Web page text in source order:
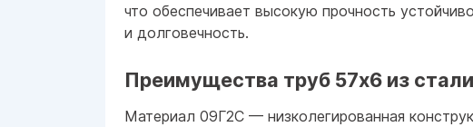
что обеспечивает высокую прочность
и долговечность.
Преимущества труб 57x6 из
Материал 09Г2С — низколегированная